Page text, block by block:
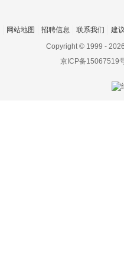
网站地图 招聘信息 联系我们
建
Copyright © 1999 -
京ICP备15067519